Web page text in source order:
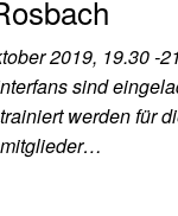
2019, 19.30 -
sind
werden für